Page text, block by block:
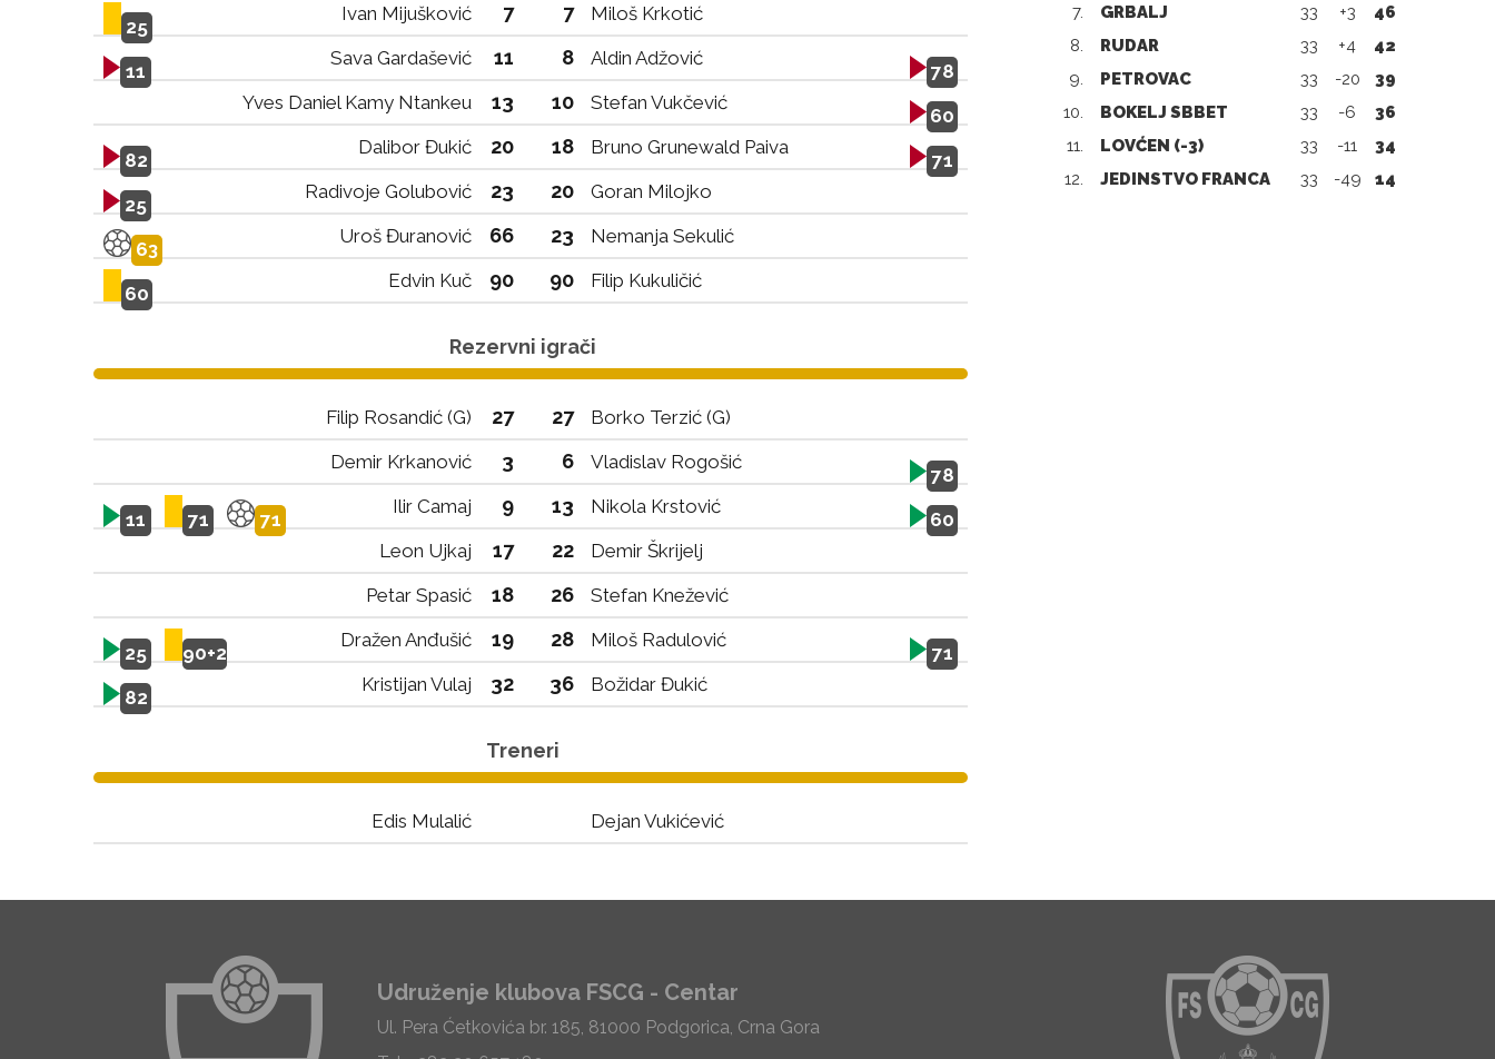
25
Ivan Mijušković 7 7 Miloš Krkotić
11
Sava Gardašević 11 8 Aldin Adžović
78
Yves Daniel Kamy Ntankeu
13 10 Stefan Vukčević
60
82
Dalibor Đukić 20 18 Bruno Grunewald Paiva
71
25
Radivoje Golubović 23 20 Goran Milojko
63
Uroš Đuranović 66 23 Nemanja Sekulić
60
Edvin Kuč 90 90 Filip Kukuličić
Rezervni igrači
Filip Rosandić (G) 27 27
Borko Terzić (G)
Demir Krkanović
3 6 Vladislav Rogošić
78
11
71 71
Ilir Camaj 9 13 Nikola Krstović
60
Leon Ujkaj
17 22
Demir Škrijelj
Petar Spasić
18 26 Stefan Knežević
25 90+2
Dražen Anđušić 19 28 Miloš Radulović
71
82
Kristijan Vulaj 32 36 Božidar Đukić
Treneri
Edis Mulalić Dejan Vukićević
7.
GRBALJ 33 +3
46
8.
RUDAR 33 +4
42
9.
PETROVAC 33 -20
39
10.
BOKELJ SBBET 33 -6
36
11.
LOVĆEN (-3) 33 -11
34
12.
JEDINSTVO FRANCA 33 -49 14
Udruženje klubova FSCG - Centar
Ul. Pera Ćetkovića br. 185, 81000 Podgorica, Crna Gora